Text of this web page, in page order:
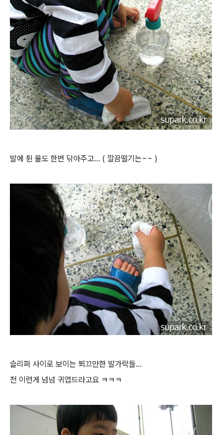
발에 튄 물도 한번 닦아주고... ( 깔끔떨기는~~ )
슬리퍼 사이로 보이는 쬐끄만한 발가락들...
전 이런게 넘넘 귀엽드라고요 ㅋㅋㅋ